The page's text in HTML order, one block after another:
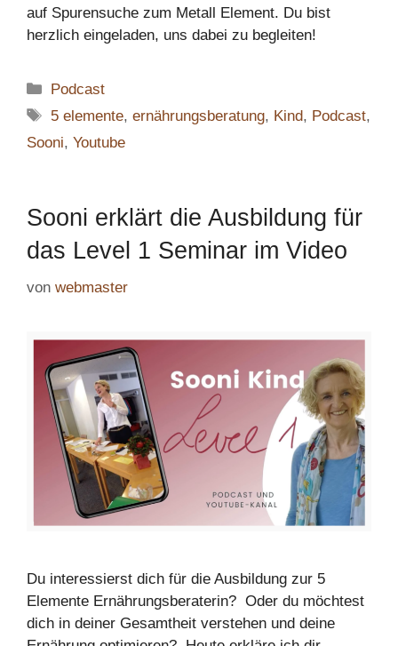
auf Spurensuche zum Metall Element. Du bist
herzlich eingeladen, uns dabei zu begleiten!
Kategorien
Podcast
Schlagwörter
5 elemente,ernährungsberatung, Kind, Podcast,
Sooni, Youtube
Sooni erklärt die Ausbildung für
das Level 1 Seminar im Video
von webmaster
Du interessierst dich für die Ausbildung zur 5
Elemente Ernährungsberaterin? Oder du möchtest
dich in deiner Gesamtheit verstehen und deine